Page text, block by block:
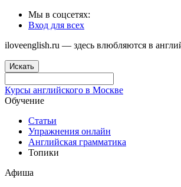
Мы в соцсетях:
Вход для всех
iloveenglish.ru — здесь влюбляются в
Искать
Курсы английского в Москве
Обучение
Статьи
Упражнения онлайн
Английская грамматика
Топики
Афиша